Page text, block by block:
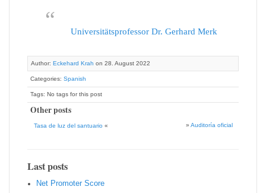
Universitätsprofessor Dr. Gerhard Merk
Author: Eckehard Krah on 28. August 2022
Categories: Spanish
Tags: No tags for this post
Other posts
Tasa de luz del santuario « » Auditoría oficial
Last posts
Net Promoter Score